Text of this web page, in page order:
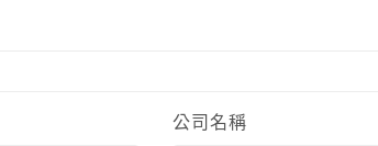
公司名稱